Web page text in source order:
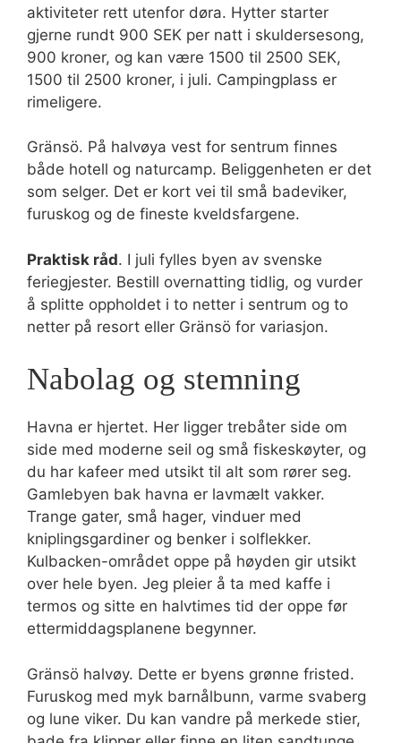
aktiviteter rett utenfor døra. Hytter starter
gjerne rundt 900 SEK per natt i skuldersesong,
900 kroner, og kan være 1500 til 2500 SEK,
1500 til 2500 kroner, i juli. Campingplass er
rimeligere.
Gränsö. På halvøya vest for sentrum finnes
både hotell og naturcamp. Beliggenheten er det
som selger. Det er kort vei til små badeviker,
furuskog og de fineste kveldsfargene.
Praktisk råd. I juli fylles byen av svenske
feriegjester. Bestill overnatting tidlig, og vurder
å splitte oppholdet i to netter i sentrum og to
netter på resort eller Gränsö for variasjon.
Nabolag og stemning
Havna er hjertet. Her ligger trebåter side om
side med moderne seil og små fiskeskøyter, og
du har kafeer med utsikt til alt som rører seg.
Gamlebyen bak havna er lavmælt vakker.
Trange gater, små hager, vinduer med
kniplingsgardiner og benker i solflekker.
Kulbacken-området oppe på høyden gir utsikt
over hele byen. Jeg pleier å ta med kaffe i
termos og sitte en halvtimes tid der oppe før
ettermiddagsplanene begynner.
Gränsö halvøy. Dette er byens grønne fristed.
Furuskog med myk barnålbunn, varme svaberg
og lune viker. Du kan vandre på merkede stier,